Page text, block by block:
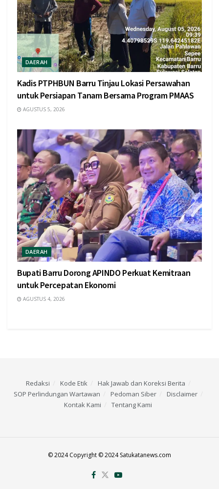
DAERAH
Kadis PTPHBUN Barru Tinjau Lokasi Persawahan
untuk Persiapan Tanam Bersama Program PMAAS
AGUSTUS 5, 2026
DAERAH
Bupati Barru Dorong APINDO Perkuat Kemitraan
untuk Percepatan Ekonomi
AGUSTUS 4, 2026
Redaksi Kode Etik
Hak Jawab dan Koreksi Berita
SOP Perlindungan Wartawan
Pedoman Siber
Disclaimer
Kontak Kami
Tentang Kami
© 2024 Copyright © 2024 Satukatanews.com